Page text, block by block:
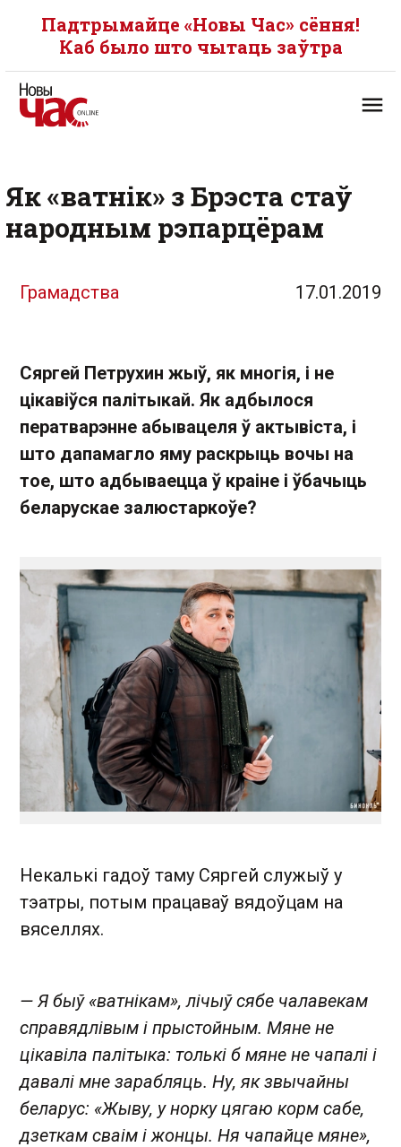
Падтрымайце «Новы Час» сёння!
Каб было што чытаць заўтра
Як «ватнік» з Брэста стаў
народным рэпарцёрам
Грамадства 17.01.2019
Сяргей Петрухин жыў, як многія, і не
цікавіўся палітыкай. Як адбылося
ператварэнне абывацеля ў актывіста, і
што дапамагло яму раскрыць вочы на ​​
тое, што адбываецца ў краіне і ўбачыць
беларускае залюстаркоўе?
Некалькі гадоў таму Сяргей служыў у
тэатры, потым працаваў вядоўцам на
вяселлях.
— Я быў «ватнікам», лічыў сябе чалавекам
справядлівым і прыстойным. Мяне не
цікавіла палітыка: толькі б мяне не чапалі і
давалі мне зарабляць. Ну, як звычайны
беларус: «Жыву, у норку цягаю корм сабе,
дзеткам сваім і жонцы. Ня чапайце мяне»,